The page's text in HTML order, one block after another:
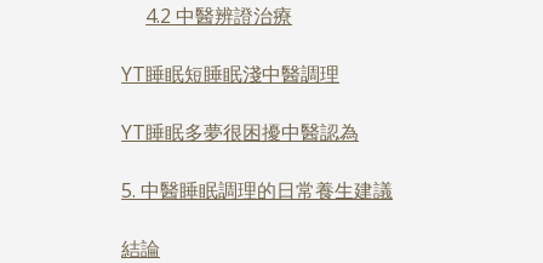
4.2 中醫辨證治療
YT睡眠短睡眠淺中醫調理
YT睡眠多夢很困擾中醫認為
5. 中醫睡眠調理的日常養生建議
結論